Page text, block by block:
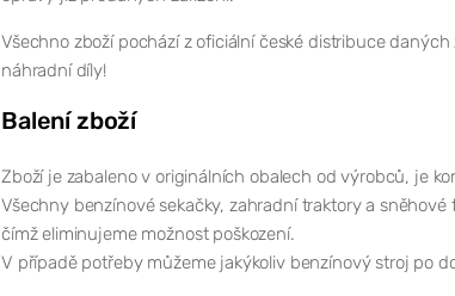
Všechno zboží pochází z oficiální české distribuce
náhradní díly!
Balení zboží
Zboží je zabaleno v originálních obalech od výrobců, je
Všechny benzínové sekačky, zahradní traktory a
čímž eliminujeme možnost poškození.
V případě potřeby můžeme jakýkoliv benzínový stroj po